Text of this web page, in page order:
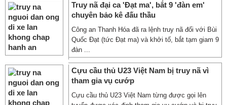
Truy nã đại ca 'Đạt ma', bắt 9 'đàn em'
chuyên bảo kê đấu thầu
Công an Thanh Hóa đã ra lệnh truy nã đối với Bùi
Quốc Đạt (tức Đạt ma) và khởi tố, bắt tạm giam 9
đàn ...
Cựu cầu thủ U23 Việt Nam bị truy nã vì
tham gia vụ cướp
Cựu cầu thủ U23 Việt Nam từng được gọi lên